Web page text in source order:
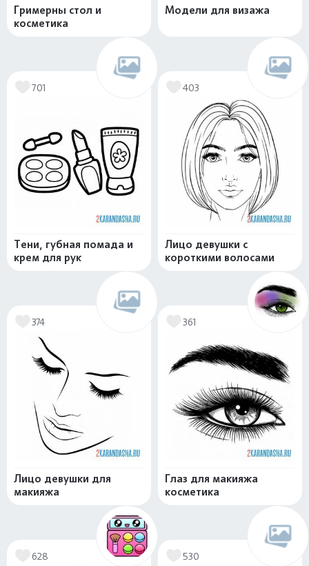
Гримерны стол и
косметика
Модели для визажа
701
Тени, губная помада и
крем для рук
403
Лицо девушки с
короткими волосами
374
Лицо девушки для
макияжа
361
Глаз для макияжа
косметика
628 530